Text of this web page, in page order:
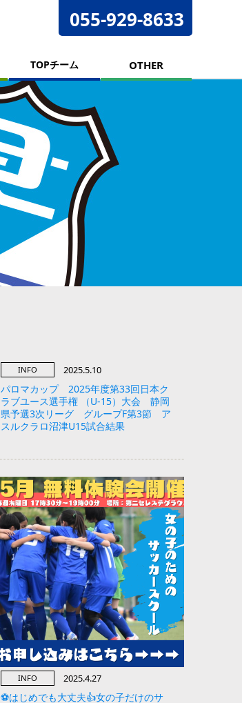
055-929-8633
TOPチーム OTHER
INFO 2025.5.10
パロマカップ 2025年度第33回日本ク
ラブユース選手権 （U-15）大会 静岡
県予選3次リーグ グループF第3節 ア
スルクラロ沼津U15試合結果
INFO 2025.4.27
⚽️はじめでも大丈夫👍女の子だけのサ